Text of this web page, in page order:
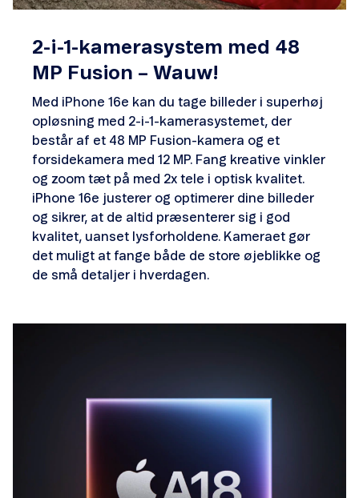
2-i-1-kamerasystem med 48
MP Fusion – Wauw!
Med iPhone 16e kan du tage billeder i superhøj
opløsning med 2-i-1-kamerasystemet, der
består af et 48 MP Fusion-kamera og et
forsidekamera med 12 MP. Fang kreative vinkler
og zoom tæt på med 2x tele i optisk kvalitet.
iPhone 16e justerer og optimerer dine billeder
og sikrer, at de altid præsenterer sig i god
kvalitet, uanset lysforholdene. Kameraet gør
det muligt at fange både de store øjeblikke og
de små detaljer i hverdagen.